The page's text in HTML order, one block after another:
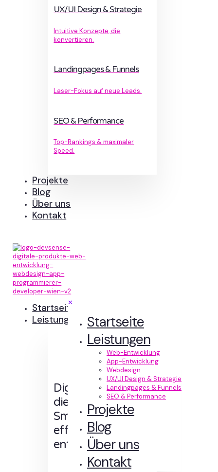
UX/UI Design & Strategie
Intuitive Konzepte, die
konvertieren.
Landingpages & Funnels
Laser-Fokus auf neue Leads.
SEO & Performance
Top-Rankings & maximaler
Speed.
Projekte
Blog
Über uns
Kontakt
✕
Startseite
Leistungen
Web-Entwicklung
App-Entwicklung
Webdesign
UX/UI Design & Strategie
Landingpages & Funnels
SEO & Performance
Projekte
Blog
Über uns
Kontakt
Startseite
Leistungen
Digitale Erlebnisse,
die Sinn machen.
Smart designt und
effizient
entwickelt.